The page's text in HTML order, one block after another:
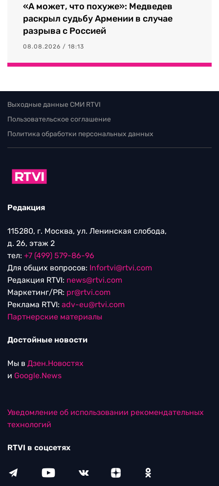
«А может, что похуже»: Медведев
раскрыл судьбу Армении в случае
разрыва с Россией
08.08.2026 / 18:13
Выходные данные СМИ RTVI
Пользовательское соглашение
Политика обработки персональных данных
Редакция
115280, г. Москва, ул. Ленинская слобода,
д. 26, этаж 2
тел: +7 (499) 579-86-96
Для общих вопросов: Infortvi@rtvi.com
Редакция RTVI: news@rtvi.com
Маркетинг/PR: pr@rtvi.com
Реклама RTVI: adv-eu@rtvi.com
Партнерские материалы
Достойные новости
Мы в Дзен.Новостях
и Google.News
Уведомление об использовании рекомендательных
технологий
RTVI в соцсетях